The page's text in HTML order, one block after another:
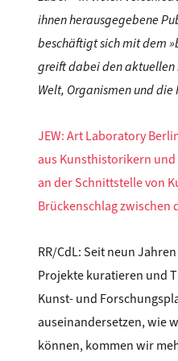
ihnen herausgegebene
beschäftigt sich mit dem
greift dabei den aktuellen
Welt, Organismen und die
JEW: Art Laboratory
aus Kunsthistorikern
an der Schnittstelle von
Brückenschlag
RR/CdL: Seit neun
Projekte kuratieren und
Kunst- und
auseinandersetzen, wie
können, kommen wir